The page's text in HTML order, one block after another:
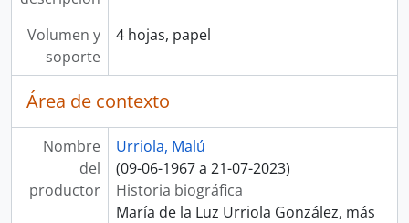
Volumen y
soporte
4 hojas, papel
Área de contexto
Nombre
del
productor
Urriola, Malú
(09-06-1967 a 21-07-2023)
Historia biográfica
María de la Luz Urriola González, más